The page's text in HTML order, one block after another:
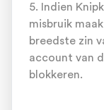
5. Indien
misbruik
breedste zin
account van
blokkeren.